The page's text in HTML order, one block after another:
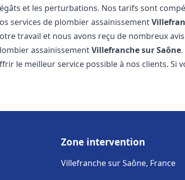
et les perturbations. Nos tarifs sont
services de plombier assainissement
travail et nous avons reçu de nombreux
assainissementVillefranche sur Saône
le meilleur service possible à nos clients. Si
Zone intervention
Villefranche sur Saône, France